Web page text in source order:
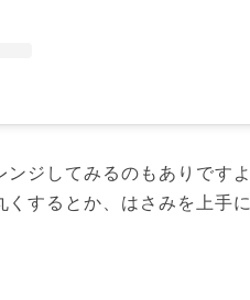
ンジしてみるのもありです
くするとか、はさみを上手